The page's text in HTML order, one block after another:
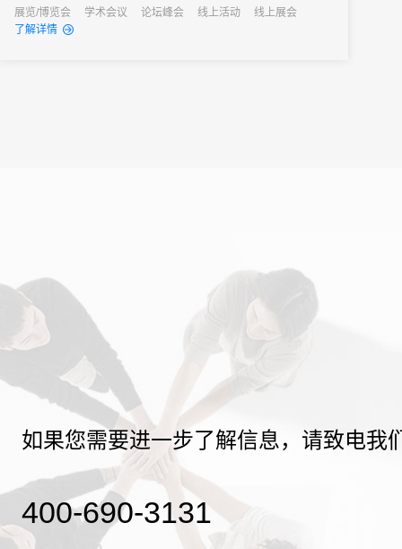
家会议中心成功举办。来自全国的1600余名泰岳人齐聚一堂，回望
2025奋进征程，共启AI时代的战略新征程，以"破认知之界、破人效
展览/博览会 学术会议 论坛峰会 线上活动
线上展会
了解详情
如果您需要进一步了解信息，请致电我
400-690-3131